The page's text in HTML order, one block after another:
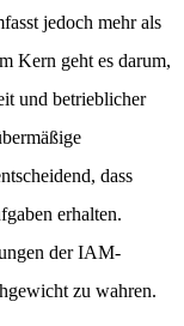
jedoch mehr als
Kern geht es darum,
und betrieblicher
dass
erhalten.
der IAM-
zu wahren.